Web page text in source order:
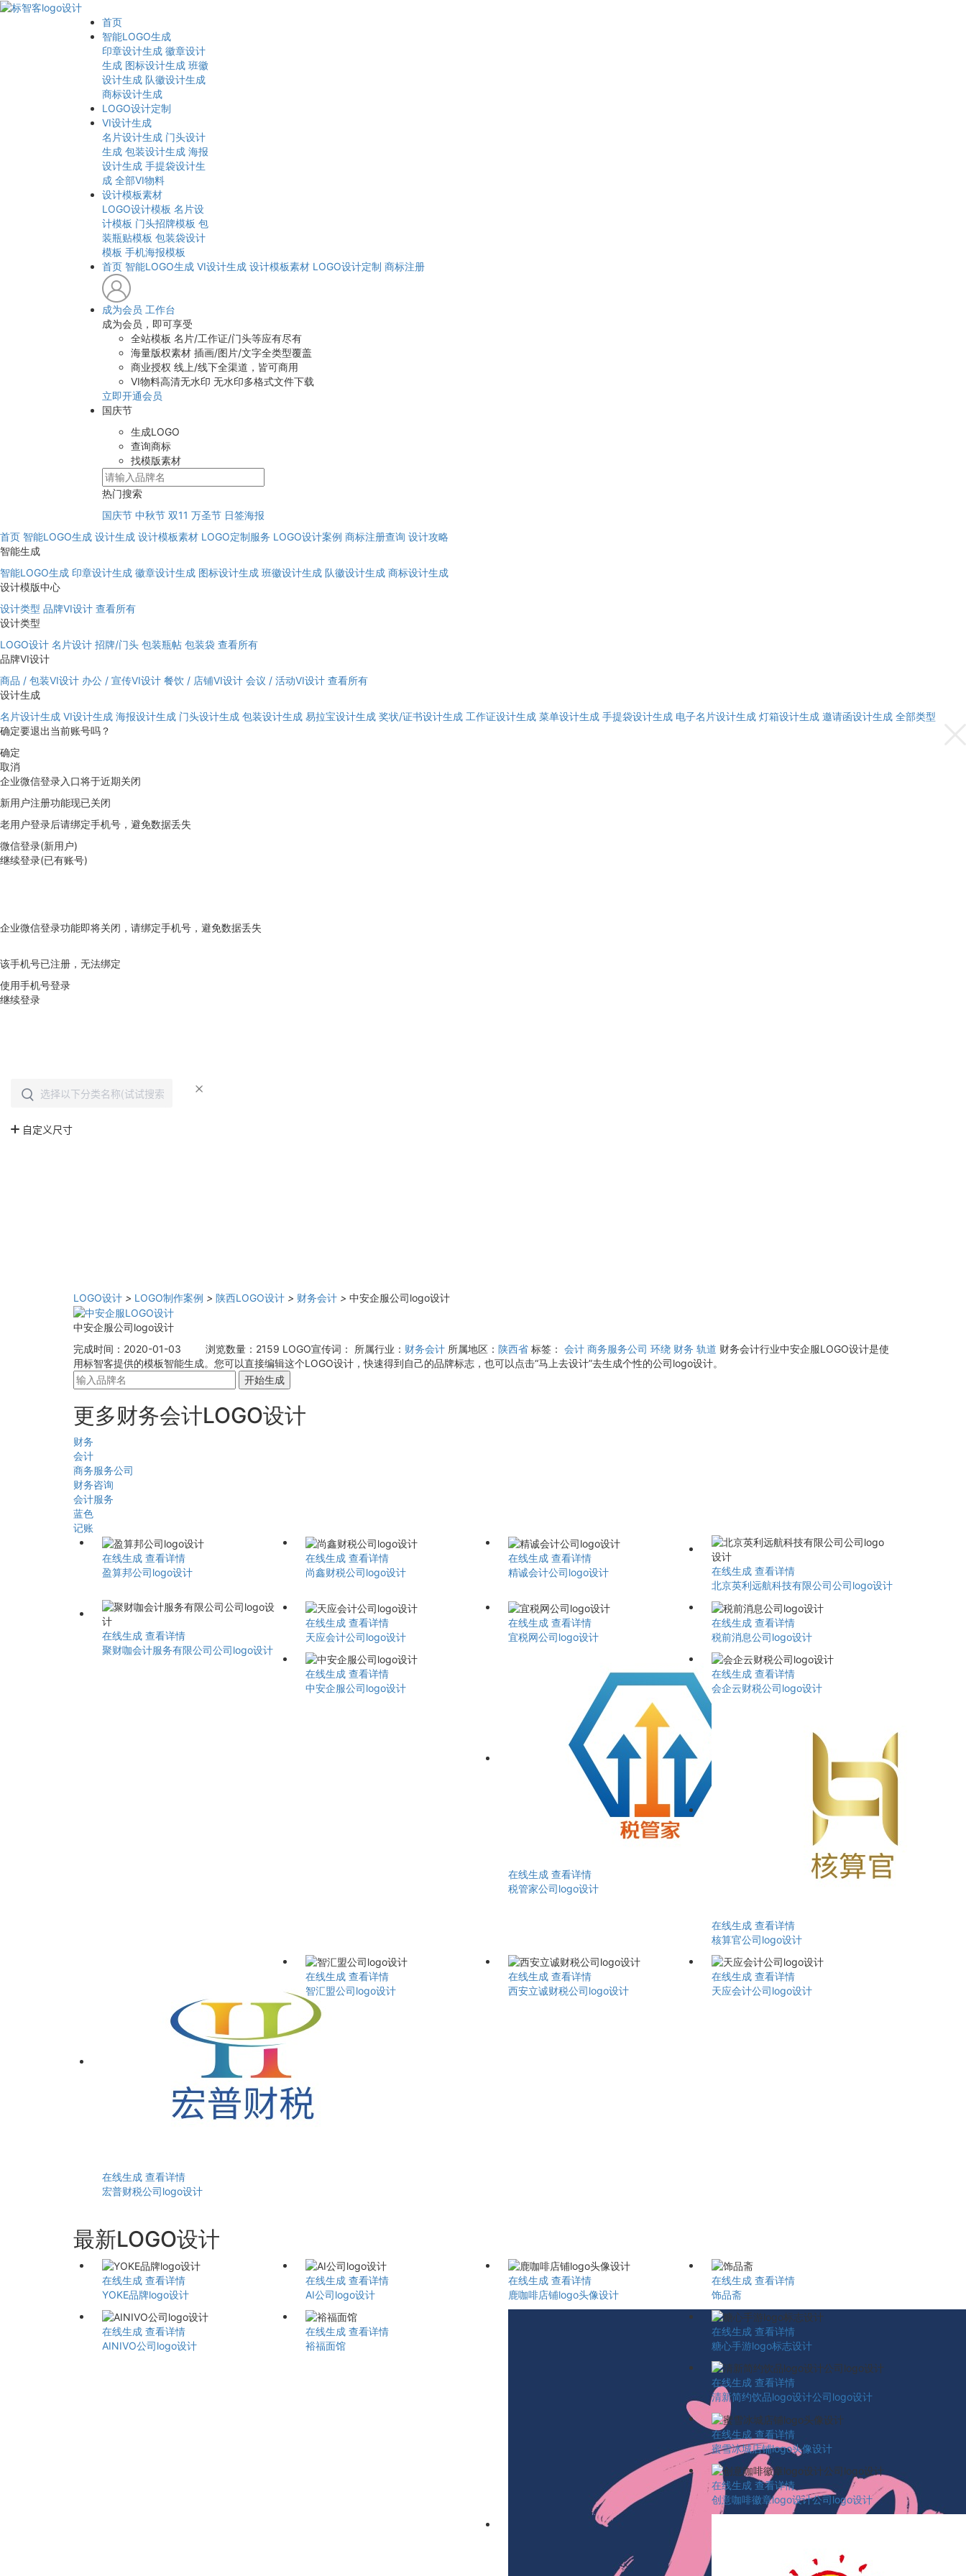
首页
智能LOGO生成
印章设计生成 徽章设计
生成 图标设计生成 班徽
设计生成 队徽设计生成
商标设计生成
LOGO设计定制
VI设计生成
名片设计生成 门头设计
生成 包装设计生成 海报
设计生成 手提袋设计生
成 全部VI物料
设计模板素材
LOGO设计模板 名片设
计模板 门头招牌模板 包
装瓶贴模板 包装袋设计
模板 手机海报模板
首页 智能LOGO生成 VI设计生成 设计模板素材 LOGO设计定制 商标注册
成为会员 工作台
成为会员，即可享受
全站模板 名片/工作证/门头等应有尽有
海量版权素材 插画/图片/文字全类型覆盖
商业授权 线上/线下全渠道，皆可商用
VI物料高清无水印 无水印多格式文件下载
立即开通会员
国庆节
生成LOGO
查询商标
找模版素材
热门搜索
国庆节 中秋节 双11 万圣节 日签海报
首页 智能LOGO生成 设计生成 设计模板素材 LOGO定制服务 LOGO设计案例 商标注册查询 设计攻略
智能生成
智能LOGO生成 印章设计生成 徽章设计生成 图标设计生成 班徽设计生成 队徽设计生成 商标设计生成
设计模版中心
设计类型 品牌VI设计 查看所有
设计类型
LOGO设计 名片设计 招牌/门头 包装瓶帖 包装袋 查看所有
品牌VI设计
商品 / 包装VI设计 办公 / 宣传VI设计 餐饮 / 店铺VI设计 会议 / 活动VI设计 查看所有
设计生成
名片设计生成 VI设计生成 海报设计生成 门头设计生成 包装设计生成 易拉宝设计生成 奖状/证书设计生成 工作证设计生成 菜单设计生成 手提袋设计生成 电子名片设计生成 灯箱设计生成 邀请函设计生成 全部类型
确定要退出当前账号吗？
确定
取消
企业微信登录入口将于近期关闭
新用户注册功能现已关闭
老用户登录后请绑定手机号，避免数据丢失
微信登录(新用户)
继续登录(已有账号)
企业微信登录功能即将关闭，请绑定手机号，避免数据丢失
该手机号已注册，无法绑定
使用手机号登录
继续登录
LOGO设计 > LOGO制作案例 > 陕西LOGO设计 > 财务会计 > 中安企服公司logo设计
中安企服公司logo设计
完成时间：2020-01-03
浏览数量：2159 LOGO宣传词： 所属行业： 财务会计 所属地区： 陕西省 标签： 会计 商务服务公司 环绕 财务 轨道 财务会计行业中安企服LOGO设计是使
用标智客提供的模板智能生成。您可以直接编辑这个LOGO设计，快速得到自己的品牌标志，也可以点击“马上去设计”去生成个性的公司logo设计。
开始生成
更多财务会计LOGO设计
财务
会计
商务服务公司
财务咨询
会计服务
蓝色
记账
在线生成 查看详情
盈算邦公司logo设计
在线生成 查看详情
尚鑫财税公司logo设计
在线生成 查看详情
精诚会计公司logo设计
在线生成 查看详情
北京英利远航科技有限公司公司logo设计
在线生成 查看详情
聚财咖会计服务有限公司公司logo设计
在线生成 查看详情
天应会计公司logo设计
在线生成 查看详情
宜税网公司logo设计
在线生成 查看详情
税前消息公司logo设计
在线生成 查看详情
中安企服公司logo设计
在线生成 查看详情
税管家公司logo设计
在线生成 查看详情
会企云财税公司logo设计
在线生成 查看详情
核算官公司logo设计
在线生成 查看详情
宏普财税公司logo设计
在线生成 查看详情
智汇盟公司logo设计
在线生成 查看详情
西安立诚财税公司logo设计
在线生成 查看详情
天应会计公司logo设计
最新LOGO设计
在线生成 查看详情
YOKE品牌logo设计
在线生成 查看详情
AI公司logo设计
在线生成 查看详情
鹿咖啡店铺logo头像设计
在线生成 查看详情
饰品斋
在线生成 查看详情
AINIVO公司logo设计
在线生成 查看详情
裕福面馆
在线生成 查看详情
糖心手游logo标志设计
在线生成 查看详情
清新简约饮品logo设计公司logo设计
在线生成 查看详情
蜜雪冰城店铺logo头像设计
在线生成 查看详情
创意咖啡徽章logo设计公司logo设计